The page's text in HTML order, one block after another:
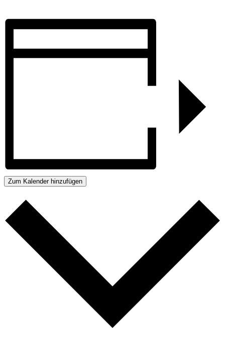
Zum Kalender hinzufügen